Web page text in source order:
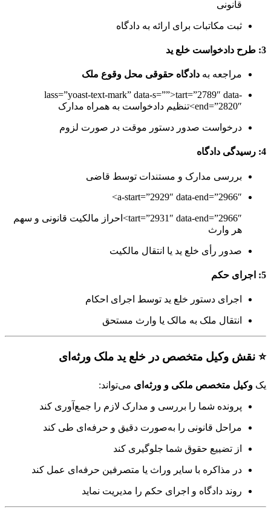
ثبت مکاتبات برای ارائه به دادگاه
مراجعه به دادگاه حقوقی محل وقوع ملک
lass=”yoast-text-mark” data-s=””>tart=”2789″ data-
end=”2820″>تنظیم دادخواست به همراه مدارک
درخواست صدور دستور موقت در صورت لزوم
بررسی مدارک و مستندات توسط قاضی
a-start=”2929″ data-end=”2966″>
tart=”2931″ data-end=”2966″>احراز مالکیت قانونی و سهم
هر وارث
صدور رأی خلع ید یا انتقال مالکیت
اجرای دستور خلع ید توسط اجرای احکام
انتقال ملک به مالک یا وارث مستحق
وکیل متخصص در خلع ید ملک ورثه‌ای
متخصص ملکی و ورثه‌ای می‌تواند:
پرونده شما را بررسی و مدارک لازم را جمع‌آوری کند
مراحل قانونی را به‌صورت دقیق و حرفه‌ای طی کند
از تضییع حقوق شما جلوگیری کند
در مذاکره با سایر وراث یا متصرفین حرفه‌ای عمل کند
روند دادگاه و اجرای حکم را مدیریت نماید